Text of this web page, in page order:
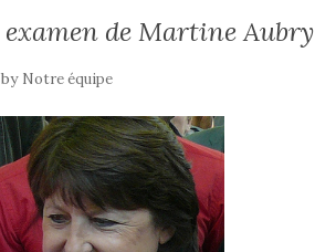
de Martine Aubry
by Notre équipe